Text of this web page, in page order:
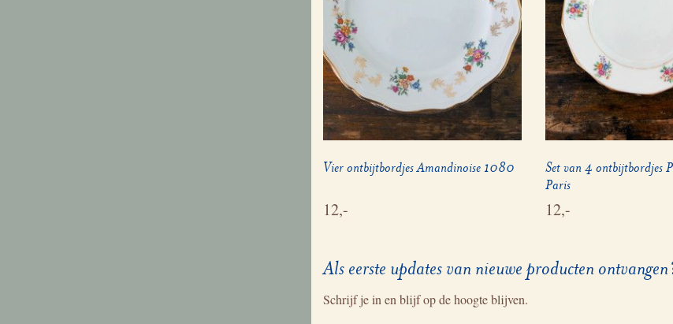
Vier ontbijtbordjes Amandinoise 1080
12,-
Set van 4 ontbijtbordjes
Paris
12,-
Als eerste updates van nieuwe producten
Schrijf je in en blijf op de hoogte blijven.